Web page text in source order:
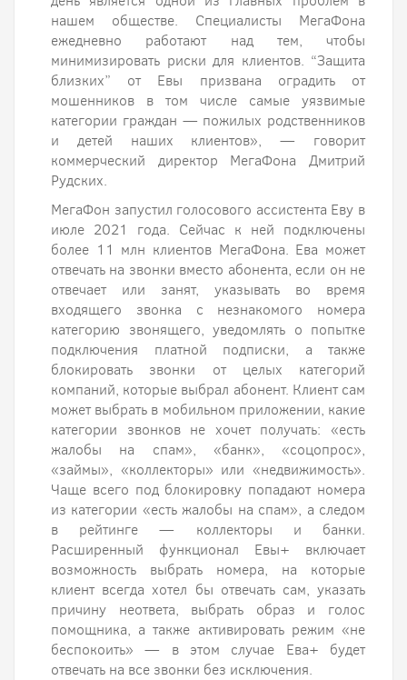
нашем обществе. Специалисты МегаФона
ежедневно работают над тем, чтобы
минимизировать риски для клиентов. “Защита
близких” от Евы призвана оградить от
мошенников в том числе самые уязвимые
категории граждан — пожилых родственников
и детей наших клиентов», — говорит
коммерческий директор МегаФона Дмитрий
Рудских.
МегаФон запустил голосового ассистента Еву в
июле 2021 года. Сейчас к ней подключены
более 11 млн клиентов МегаФона. Ева может
отвечать на звонки вместо абонента, если он не
отвечает или занят, указывать во время
входящего звонка с незнакомого номера
категорию звонящего, уведомлять о попытке
подключения платной подписки, а также
блокировать звонки от целых категорий
компаний, которые выбрал абонент. Клиент сам
может выбрать в мобильном приложении, какие
категории звонков не хочет получать: «есть
жалобы на спам», «банк», «соцопрос»,
«займы», «коллекторы» или «недвижимость».
Чаще всего под блокировку попадают номера
из категории «есть жалобы на спам», а следом
в рейтинге — коллекторы и банки.
Расширенный функционал Евы+ включает
возможность выбрать номера, на которые
клиент всегда хотел бы отвечать сам, указать
причину неответа, выбрать образ и голос
помощника, а также активировать режим «не
беспокоить» — в этом случае Ева+ будет
отвечать на все звонки без исключения.